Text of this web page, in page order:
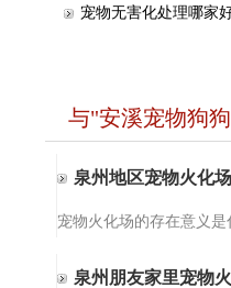
宠物无害化处理哪家
与"安溪宠物狗